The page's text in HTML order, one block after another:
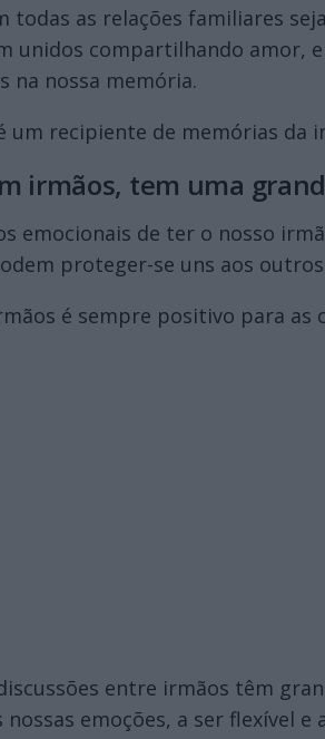
todas as relações familiares
unidos compartilhando amor,
na nossa memória.
um recipiente de memórias da
irmãos, tem uma
emocionais de ter o nosso
proteger-se uns aos
é sempre positivo para as
entre irmãos têm
emoções, a ser flexível